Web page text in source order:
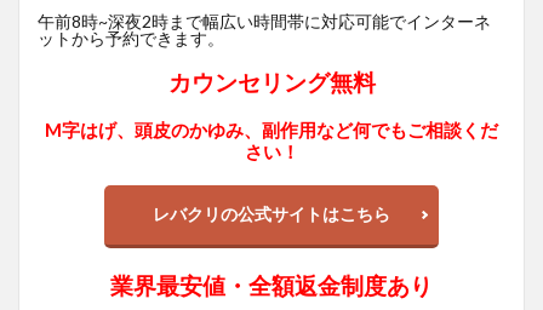
午前8時~深夜2時まで幅広い時間帯に対応可能でインターネ
ットから予約できます。
カウンセリング無料
M字はげ、頭皮のかゆみ、副作用など何でもご相談くだ
さい！
レバクリの公式サイトはこちら
業界最安値・全額返金制度あり